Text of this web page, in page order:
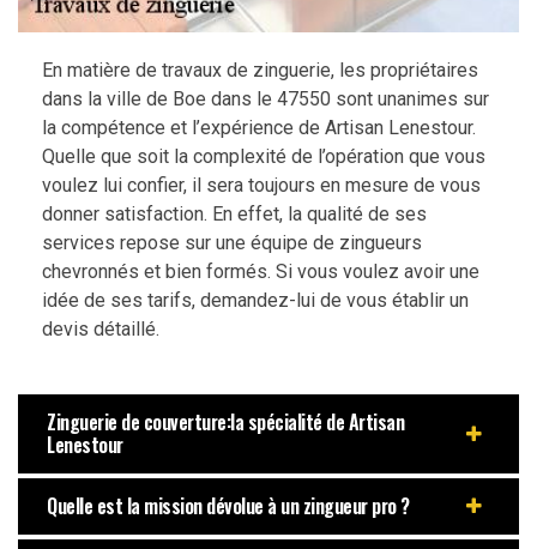
En matière de travaux de zinguerie, les propriétaires
dans la ville de Boe dans le 47550 sont unanimes sur
la compétence et l’expérience de Artisan Lenestour.
Quelle que soit la complexité de l’opération que vous
voulez lui confier, il sera toujours en mesure de vous
donner satisfaction. En effet, la qualité de ses
services repose sur une équipe de zingueurs
chevronnés et bien formés. Si vous voulez avoir une
idée de ses tarifs, demandez-lui de vous établir un
devis détaillé.
Zinguerie de couverture:la spécialité de Artisan
Lenestour
Quelle est la mission dévolue à un zingueur pro ?